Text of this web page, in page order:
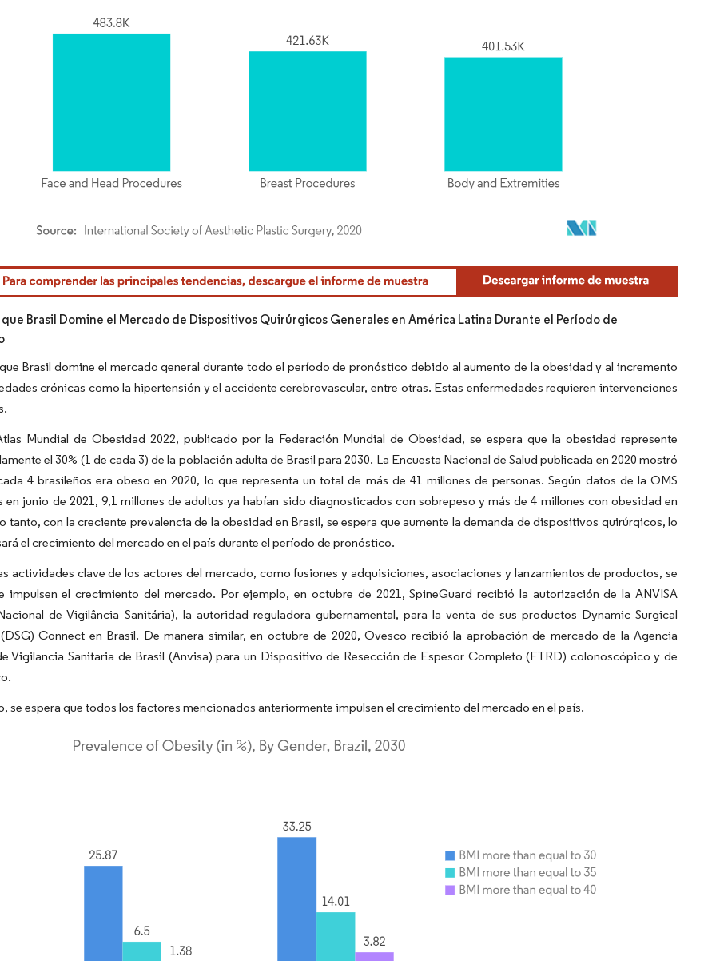
Intelligence. El uso requiere atribución según CC BY 4.0.
que Brasil Domine el Mercado de Dispositivos Quirúrgicos Generales en América Latina Durante el Período de
Brasil domine el mercado general durante todo el período de pronóstico debido al aumento de la obesidad y al incremento
crónicas como la hipertensión y el accidente cerebrovascular, entre otras. Estas enfermedades requieren intervenciones
Mundial de Obesidad 2022, publicado por la Federación Mundial de Obesidad, se espera que la obesidad represente
el 30% (1 de cada 3) de la población adulta de Brasil para 2030. La Encuesta Nacional de Salud publicada en 2020 mostró
4 brasileños era obeso en 2020, lo que representa un total de más de 41 millones de personas. Según datos de la OMS
en junio de 2021, 9,1 millones de adultos ya habían sido diagnosticados con sobrepeso y más de 4 millones con obesidad en
tanto, con la creciente prevalencia de la obesidad en Brasil, se espera que aumente la demanda de dispositivos quirúrgicos, lo
el crecimiento del mercado en el país durante el período de pronóstico.
actividades clave de los actores del mercado, como fusiones y adquisiciones, asociaciones y lanzamientos de productos, se
impulsen el crecimiento del mercado. Por ejemplo, en octubre de 2021, SpineGuard recibió la autorización de la ANVISA
de Vigilância Sanitária), la autoridad reguladora gubernamental, para la venta de sus productos Dynamic Surgical
Connect en Brasil. De manera similar, en octubre de 2020, Ovesco recibió la aprobación de mercado de la Agencia
Vigilancia Sanitaria de Brasil (Anvisa) para un Dispositivo de Resección de Espesor Completo (FTRD) colonoscópico y de
se espera que todos los factores mencionados anteriormente impulsen el crecimiento del mercado en el país.